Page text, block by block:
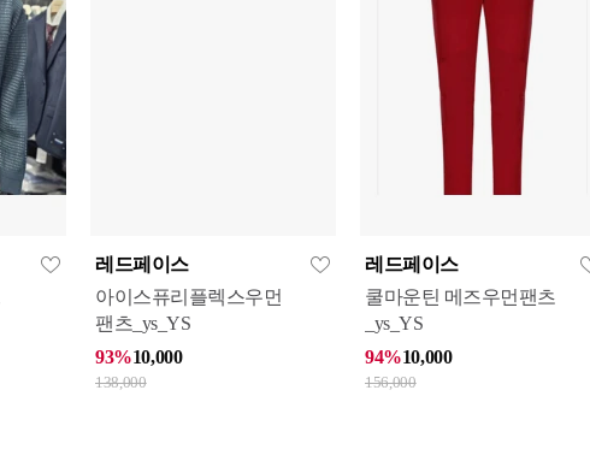
레드페이스
아이스퓨리플렉스우먼
팬츠_ys_YS
93%10,000
138,000
레드페이스
쿨마운틴 메즈우먼팬츠
_ys_YS
94%10,000
156,000